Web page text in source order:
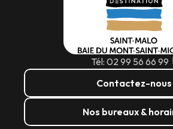
Tél: 02 99 56 66 99
Contactez-nous
Nos bureaux &